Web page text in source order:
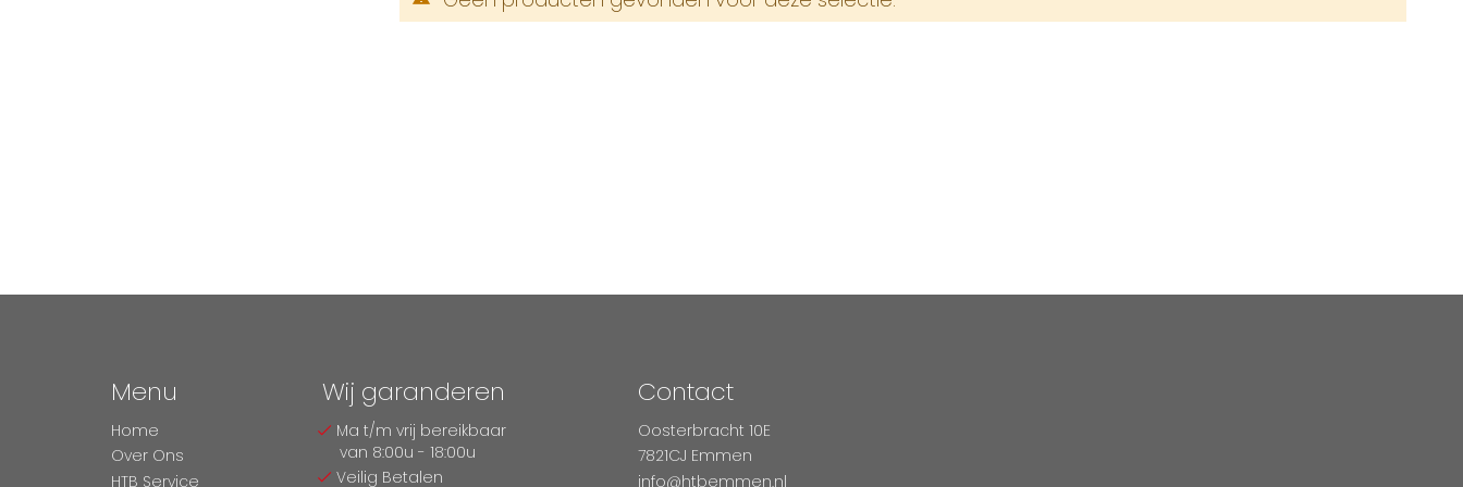
Menu
Home
Over Ons
HTB Service
Wij garanderen
Ma t/m vrij bereikbaar
van 8:00u - 18:00u
Veilig Betalen
Contact
Oosterbracht 10E
7821CJ Emmen
info@htbemmen.nl